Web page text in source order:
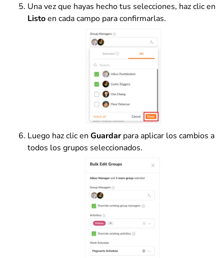
Una vez que hayas hecho tus selecciones, haz clic en
Listoen cada campo para confirmarlas.
Luego haz clic en Guardarpara aplicar los cambios a
todos los grupos seleccionados.